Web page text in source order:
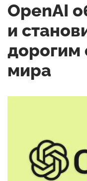
OpenAI
и
дорогим
мира